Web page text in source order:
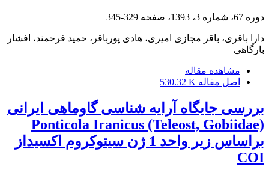
دوره 67، شماره 3، 1393، صفحه 329-345
دارا باقری، باقر مجازی امیری، هادی پورباقر، حمید فرحمند، افشار
بارگاهی
مشاهده مقاله
اصل مقاله 530.32 K
بررسی جایگاه آرایه شناسی گاوماهی ایرانی
Ponticola Iranicus (Teleost, Gobiidae)
براساس زیر واحد 1 ژن سیتوکروم اکسیداز
COI